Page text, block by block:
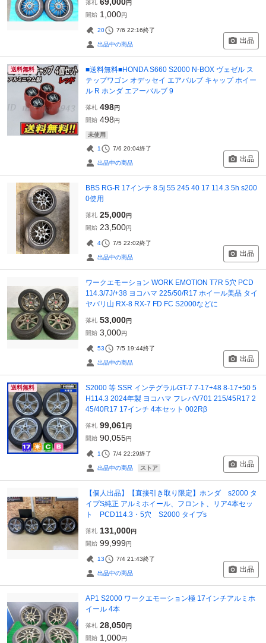
落札
円
開始 1,000円
20 7/6 22:16終了
出品中の商品 出品
送料無料
■送料無料■HONDA S660 S2000 N-BOX ヴェゼル ス
テップワゴン オデッセイ エアバルブ キャップ ホイー
ル R ホンダ エアーバルブ 9
落札 498円
開始 498円
未使用
1 7/6 20:04終了
出品中の商品 出品
BBS RG-R 17インチ 8.5j 55 245 40 17 114.3 5h s200
0使用
落札 25,000円
開始 23,500円
4 7/5 22:02終了
出品中の商品 出品
ワークエモーション WORK EMOTION T7R 5穴 PCD
114.3/7J/+38 ヨコハマ 225/50/R17 ホイール美品 タイ
ヤバリ山 RX-8 RX-7 FD FC S2000などに
落札 53,000円
開始 3,000円
53 7/5 19:44終了
出品中の商品 出品
送料無料
S2000 等 SSR インテグラルGT-7 7-17+48 8-17+50 5
H114.3 2024年製 ヨコハマ フレバV701 215/45R17 2
45/40R17 17インチ 4本セット 002Rβ
落札 99,061円
開始 90,055円
1 7/4 22:29終了
出品中の商品 ストア 出品
【個人出品】【直接引き取り限定】ホンダ s2000 タ
イプS純正 アルミホイール、フロント、リア4本セッ
ト PCD114.3・5穴 S2000 タイプs
落札 131,000円
開始 99,999円
13 7/4 21:43終了
出品中の商品 出品
AP1 S2000 ワークエモーション極 17インチアルミホ
イール 4本
落札 28,050円
開始 1,000円